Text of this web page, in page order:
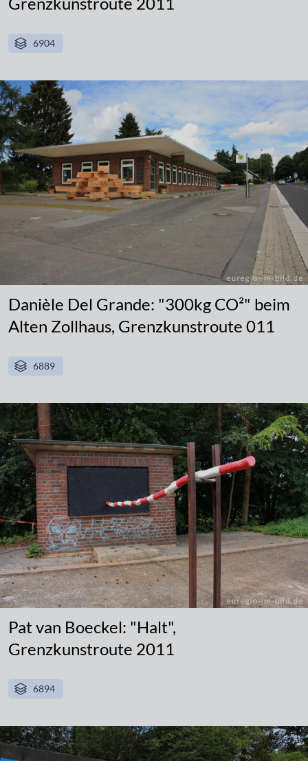
6904
Danièle Del Grande: "300kg CO²" beim
Alten Zollhaus, Grenzkunstroute 011
6889
Pat van Boeckel: "Halt",
Grenzkunstroute 2011
6894